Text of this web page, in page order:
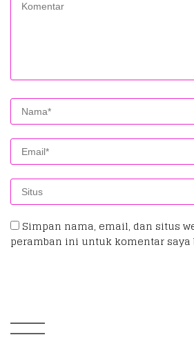
Simpan nama, email, dan situs
peramban ini untuk komentar saya